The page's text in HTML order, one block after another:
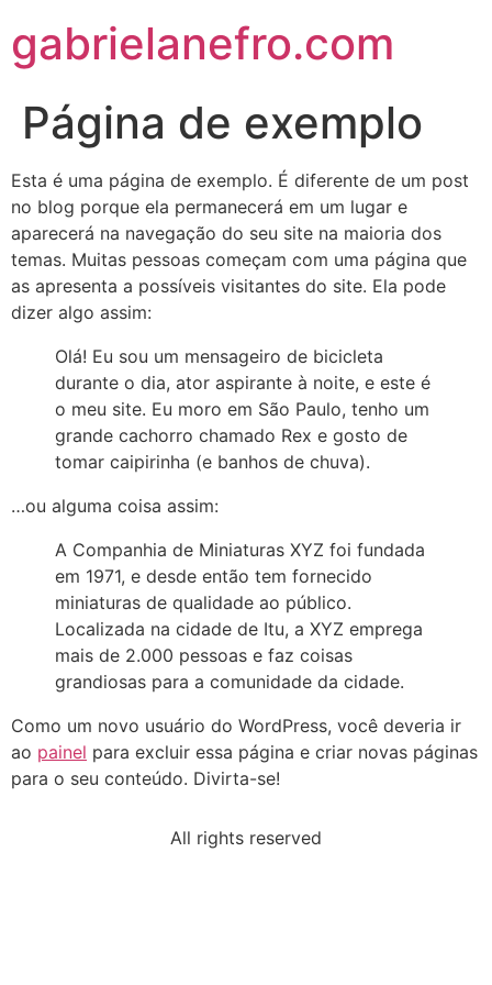
gabrielanefro.com
Página de exemplo
Esta é uma página de exemplo. É diferente de um post
no blog porque ela permanecerá em um lugar e
aparecerá na navegação do seu site na maioria dos
temas. Muitas pessoas começam com uma página que
as apresenta a possíveis visitantes do site. Ela pode
dizer algo assim:
Olá! Eu sou um mensageiro de bicicleta
durante o dia, ator aspirante à noite, e este é
o meu site. Eu moro em São Paulo, tenho um
grande cachorro chamado Rex e gosto de
tomar caipirinha (e banhos de chuva).
…ou alguma coisa assim:
A Companhia de Miniaturas XYZ foi fundada
em 1971, e desde então tem fornecido
miniaturas de qualidade ao público.
Localizada na cidade de Itu, a XYZ emprega
mais de 2.000 pessoas e faz coisas
grandiosas para a comunidade da cidade.
Como um novo usuário do WordPress, você deveria ir
ao painel para excluir essa página e criar novas páginas
para o seu conteúdo. Divirta-se!
All rights reserved